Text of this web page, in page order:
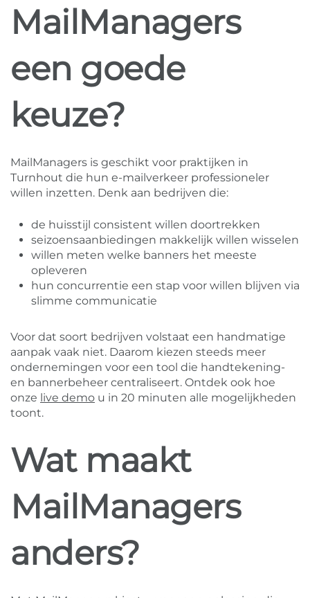
MailManagers
een goede
keuze?
MailManagers is geschikt voor praktijken in
Turnhout die hun e-mailverkeer professioneler
willen inzetten. Denk aan bedrijven die:
de huisstijl consistent willen doortrekken
seizoensaanbiedingen makkelijk willen wisselen
willen meten welke banners het meeste
opleveren
hun concurrentie een stap voor willen blijven via
slimme communicatie
Voor dat soort bedrijven volstaat een handmatige
aanpak vaak niet. Daarom kiezen steeds meer
ondernemingen voor een tool die handtekening-
en bannerbeheer centraliseert. Ontdek ook hoe
onze live demo u in 20 minuten alle mogelijkheden
toont.
Wat maakt
MailManagers
anders?